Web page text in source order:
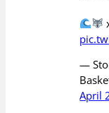
—
April